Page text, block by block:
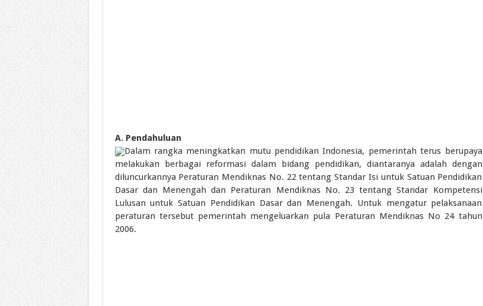
A. Pendahuluan
Dalam rangka meningkatkan mutu pendidikan Indonesia, pemerintah terus berupaya
melakukan berbagai reformasi dalam bidang pendidikan, diantaranya adalah dengan
diluncurkannya Peraturan Mendiknas No. 22 tentang Standar Isi untuk Satuan Pendidikan
Dasar dan Menengah dan Peraturan Mendiknas No. 23 tentang Standar Kompetensi
Lulusan untuk Satuan Pendidikan Dasar dan Menengah. Untuk mengatur pelaksanaan
peraturan tersebut pemerintah mengeluarkan pula Peraturan Mendiknas No 24 tahun
2006.